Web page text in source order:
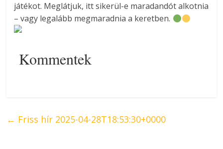
játékot. Meglátjuk, itt sikerül-e maradandót alkotnia
– vagy legalább megmaradnia a keretben.
Kommentek
← Friss hír 2025-04-28T18:53:30+0000